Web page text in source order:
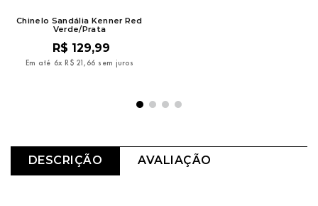
Chinelo Sandália Kenner Red
Verde/Prata
R$ 129,99
Em até 6x R$ 21 , 66 sem juros
DESCRIÇÃO AVALIAÇÃO